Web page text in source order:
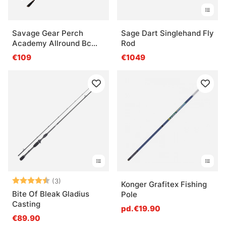
Savage Gear Perch
Academy Allround Bc
2.15m 7-22g 2p
€109
Sage Dart Singlehand Fly
Rod
€1049
Note: (3)
Bite Of Bleak Gladius
Casting
€89.90
Konger Grafitex Fishing
Pole
pd.€19.90